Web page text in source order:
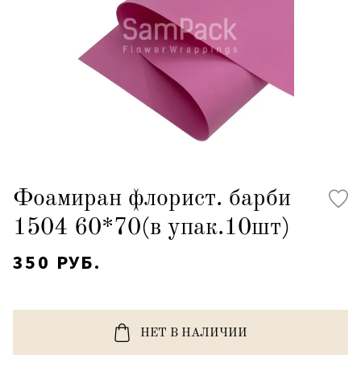
Фоамиран флорист. барби
1504 60*70(в упак.10шт)
350 РУБ.
НЕТ В НАЛИЧИИ